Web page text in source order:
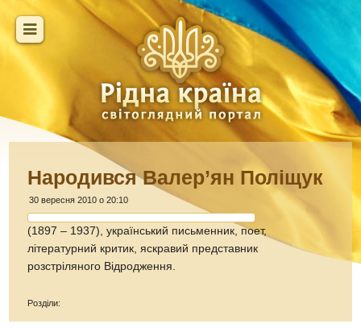
Народився Валер’ян Поліщук
30 вересня 2010 о 20:10
(1897 – 1937), український письменник, поет,
літературний критик, яскравий представник
розстріляного Відродження.
Розділи: